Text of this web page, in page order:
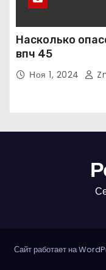
Насколько
впч 45
Ноя 1, 2024
Сайт работает на